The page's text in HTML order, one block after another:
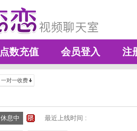
点数充值 会员登入 注
一对一收费
休息中 最近上线时间 :